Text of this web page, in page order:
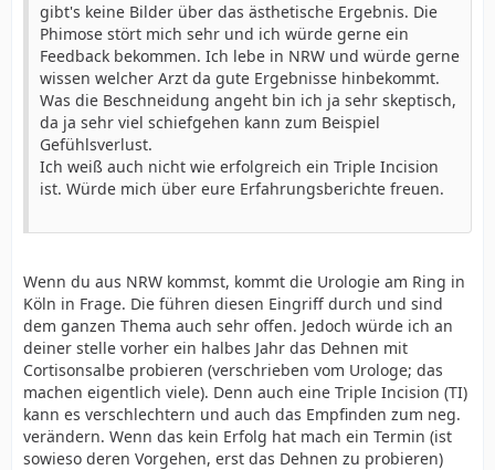
gibt's keine Bilder über das ästhetische Ergebnis. Die
Phimose stört mich sehr und ich würde gerne ein
Feedback bekommen. Ich lebe in NRW und würde gerne
wissen welcher Arzt da gute Ergebnisse hinbekommt.
Was die Beschneidung angeht bin ich ja sehr skeptisch,
da ja sehr viel schiefgehen kann zum Beispiel
Gefühlsverlust.
Ich weiß auch nicht wie erfolgreich ein Triple Incision
ist. Würde mich über eure Erfahrungsberichte freuen.
Wenn du aus NRW kommst, kommt die Urologie am Ring in
Köln in Frage. Die führen diesen Eingriff durch und sind
dem ganzen Thema auch sehr offen. Jedoch würde ich an
deiner stelle vorher ein halbes Jahr das Dehnen mit
Cortisonsalbe probieren (verschrieben vom Urologe; das
machen eigentlich viele). Denn auch eine Triple Incision (TI)
kann es verschlechtern und auch das Empfinden zum neg.
verändern. Wenn das kein Erfolg hat mach ein Termin (ist
sowieso deren Vorgehen, erst das Dehnen zu probieren)